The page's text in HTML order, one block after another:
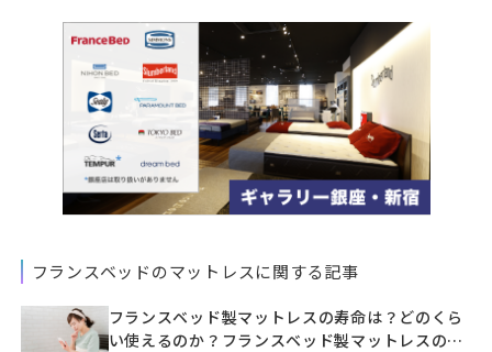
フランスベッドのマットレスに関する記事
フランスベッド製マットレスの寿命は？どのくら
い使えるのか？フランスベッド製マットレスの寿